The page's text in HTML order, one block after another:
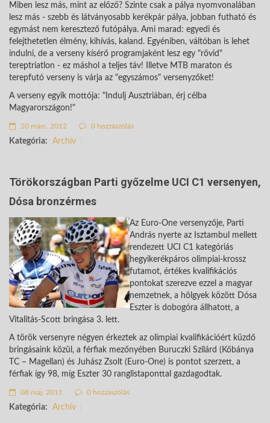
Miben lesz más, mint az előző? Szinte csak a pálya nyomvonalában
lesz más - szebb és látványosabb kerékpár pálya, jobban futható és
egymást nem keresztező futópálya. Ami marad: egyedi és
felejthetetlen élmény, kihívás, kaland. Egyéniben, váltóban is lehet
indulni, de a verseny kísérő programjaként lesz egy "rövid"
tereptriatlon - ez máshol a teljes táv! Illetve MTB maraton és
terepfutó verseny is várja az "egyszámos" versenyzőket!
A verseny egyik mottója: "Indulj Ausztriában, érj célba
Magyarországon!"
20 márc. 2012 0 hozzászólás
Kategória: Archív
Törökországban Parti győzelme UCI C1 versenyen,
Dósa bronzérmes
Az Euro-One versenyzője, Parti
András nyerte az Isztambul mellett
rendezett UCI C1 kategóriás
hegyikerékpáros olimpiai-krossz
futamot, értékes kvalifikációs
pontokat szerezve ezzel a magyar
nemzetnek, a hölgyek között Dósa
Eszter is dobogóra állhatott, a
Vitalitás-Scott bringása 3. lett.
A török versenyre négyen érkeztek az olimpiai kvalifikációért küzdő
bringásaink közül, a férfiak mezőnyében Buruczki Szilárd (Kőbánya
TC – Magellan) és Juhász Zsolt (Euro-One) is pontot szerzett, a
férfiak így 98, míg Eszter 30 ranglistaponttal gazdagodtak.
08 máj. 2011 0 hozzászólás
Kategória: Archív